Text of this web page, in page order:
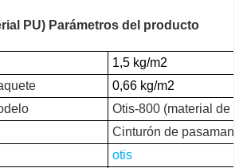
PU) Parámetros del producto
1,5 kg/m2
0,66 kg/m2
Otis-800 (material de
Cinturón de
otis